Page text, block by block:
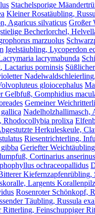
Stachelsporige
Kleiner Rosatäubling,
Agaricus silvaticus Großer
Becherlorchel,
marzuolus
Igelstäubling, Lycoperdon
lacrymabunda
Lactarius porninsis
gloiocephalus
Gelbfuß, Gomphidius
Gemeiner
Nadelholzhallimasch,
Rhodocollybia prolixa
Herkuleskeule,
Riesentrichterling,
Geriefter
Cortinarius anserinus
ochraceopallidus
Kiefernzapfenrübling,
Largents
Rosenroter Schönkopf,
Täubling, Russula
Ritterling, Feinschuppiger